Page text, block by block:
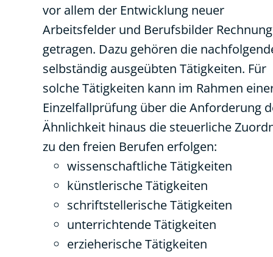
vor allem der Entwicklung neuer
Arbeitsfelder und Berufsbilder Rechnung
getragen. Dazu gehören die
selbständig ausgeübten Tätigkeiten. Für
solche Tätigkeiten kann im Rahmen
Einzelfallprüfung über die Anforderung
Ähnlichkeit hinaus die steuerliche
zu den freien Berufen erfolgen:
wissenschaftliche Tätigkeiten
künstlerische Tätigkeiten
schriftstellerische Tätigkeiten
unterrichtende Tätigkeiten
erzieherische Tätigkeiten